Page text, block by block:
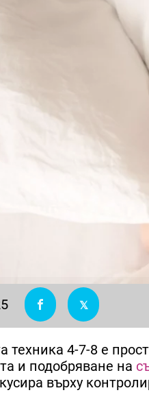
техника 4-7-8 е
и подобряване на
върху